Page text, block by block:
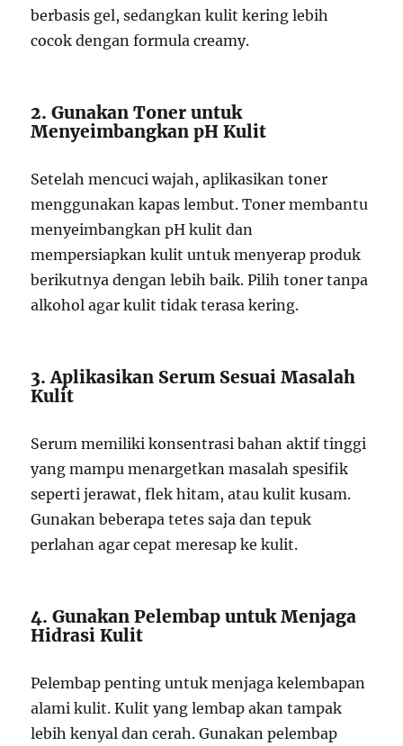
berbasis gel, sedangkan kulit kering lebih
cocok dengan formula creamy.
2. Gunakan Toner untuk
Menyeimbangkan pH Kulit
Setelah mencuci wajah, aplikasikan toner
menggunakan kapas lembut. Toner membantu
menyeimbangkan pH kulit dan
mempersiapkan kulit untuk menyerap produk
berikutnya dengan lebih baik. Pilih toner tanpa
alkohol agar kulit tidak terasa kering.
3. Aplikasikan Serum Sesuai Masalah
Kulit
Serum memiliki konsentrasi bahan aktif tinggi
yang mampu menargetkan masalah spesifik
seperti jerawat, flek hitam, atau kulit kusam.
Gunakan beberapa tetes saja dan tepuk
perlahan agar cepat meresap ke kulit.
4. Gunakan Pelembap untuk Menjaga
Hidrasi Kulit
Pelembap penting untuk menjaga kelembapan
alami kulit. Kulit yang lembap akan tampak
lebih kenyal dan cerah. Gunakan pelembap